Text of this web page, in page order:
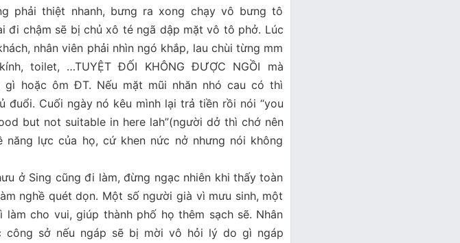
phải thiệt nhanh, bưng ra xong chạy vô bưng tô
đi chậm sẽ bị chủ xô té ngã dập mặt vô tô phở. Lúc
nhân viên phải nhìn ngó khắp, lau chùi từng mm
toilet, …TUYỆT ĐỐI KHÔNG ĐƯỢC NGỒI mà
gì hoặc ôm ĐT. Nếu mặt mũi nhăn nhó cau có thì
đuổi. Cuối ngày nó kêu mình lại trả tiền rồi nói “you
but not suitable in here lah”(người dở thì chớ nên
năng lực của họ, cứ khen nức nở nhưng nói không
ở Sing cũng đi làm, đừng ngạc nhiên khi thấy toàn
nghề quét dọn. Một số người già vì mưu sinh, một
làm cho vui, giúp thành phố họ thêm sạch sẽ. Nhân
công sở nếu ngáp sẽ bị mời vô hỏi lý do gì ngáp